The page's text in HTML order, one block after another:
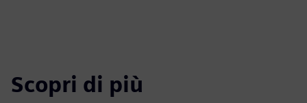
Scopri di più